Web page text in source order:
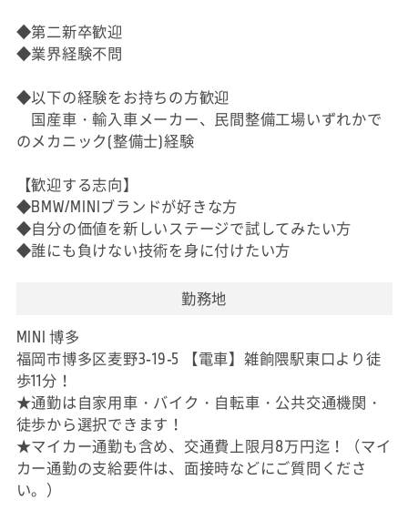
◆第二新卒歓迎
◆業界経験不問
◆以下の経験をお持ちの方歓迎
国産車・輸入車メーカー、民間整備工場いずれかで
のメカニック(整備士)経験
【歓迎する志向】
◆BMW/MINIブランドが好きな方
◆自分の価値を新しいステージで試してみたい方
◆誰にも負けない技術を身に付けたい方
勤務地
MINI 博多
福岡市博多区麦野3-19-5 【電車】雑餉隈駅東口より徒
歩11分！
★通勤は自家用車・バイク・自転車・公共交通機関・
徒歩から選択できます！
★マイカー通勤も含め、交通費上限月8万円迄！（マイ
カー通勤の支給要件は、面接時などにご質問くださ
い。）